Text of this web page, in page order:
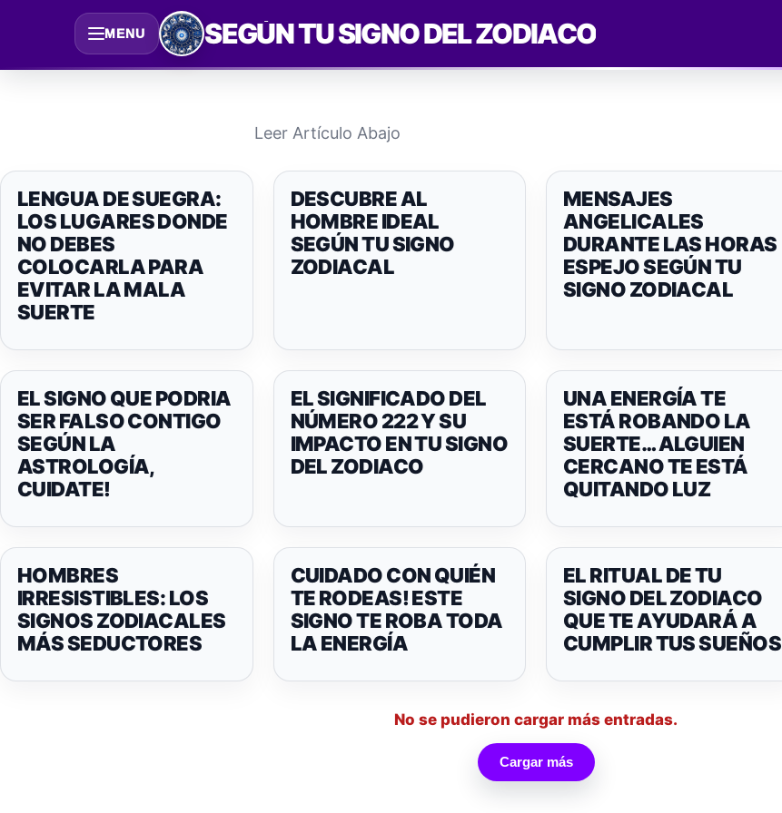
contenido
MENU SEGÚN TU SIGNO DEL ZODIACO
Leer Artículo Abajo
LENGUA DE SUEGRA:
LOS LUGARES DONDE
NO DEBES
COLOCARLA PARA
EVITAR LA MALA
SUERTE
DESCUBRE AL
HOMBRE IDEAL
SEGÚN TU SIGNO
ZODIACAL
MENSAJES
ANGELICALES
DURANTE LAS HORAS
ESPEJO SEGÚN TU
SIGNO ZODIACAL
EL SIGNO QUE PODRIA
SER FALSO CONTIGO
SEGÚN LA
ASTROLOGÍA,
CUIDATE!
EL SIGNIFICADO DEL
NÚMERO 222 Y SU
IMPACTO EN TU SIGNO
DEL ZODIACO
UNA ENERGÍA TE
ESTÁ ROBANDO LA
SUERTE… ALGUIEN
CERCANO TE ESTÁ
QUITANDO LUZ
HOMBRES
IRRESISTIBLES: LOS
SIGNOS ZODIACALES
MÁS SEDUCTORES
CUIDADO CON QUIÉN
TE RODEAS! ESTE
SIGNO TE ROBA TODA
LA ENERGÍA
EL RITUAL DE TU
SIGNO DEL ZODIACO
QUE TE AYUDARÁ A
CUMPLIR TUS SUEÑOS
No se pudieron cargar más entradas.
Cargar más